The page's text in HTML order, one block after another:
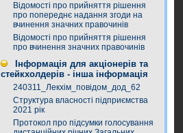
Відомості про прийняття рішення
про попереднє надання згоди на
вчинення значних правочинів
Відомості про прийняття рішення
про вчинення значних правочинів
Інформація для акціонерів та
стейкхолдерів - інша інформація
240311_Лекхім_повідом_дод_62
Структура власності підприємства
2021 рік
Протокол про підсумки голосування